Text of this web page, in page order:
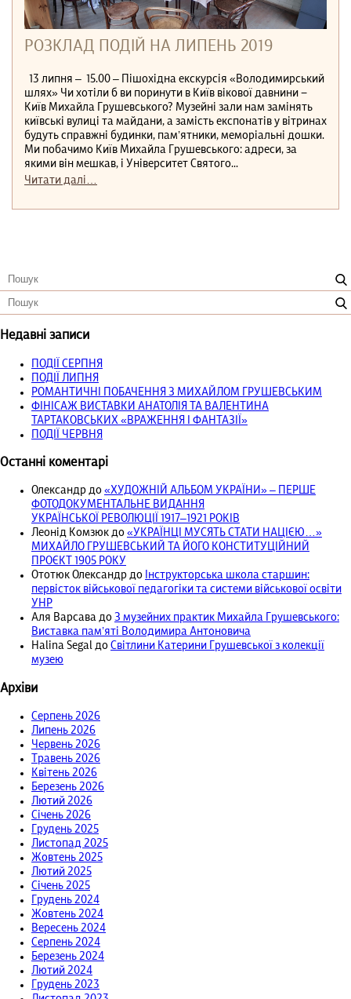
РОЗКЛАД ПОДІЙ НА ЛИПЕНЬ 2019
13 липня ‒ 15.00 ‒ Пішохідна екскурсія «Володимирський
шлях» Чи хотіли б ви поринути в Київ вікової давнини −
Київ Михайла Грушевського? Музейні зали нам замінять
київські вулиці та майдани, а замість експонатів у вітринах
будуть справжні будинки, пам’ятники, меморіальні дошки.
Ми побачимо Київ Михайла Грушевського: адреси, за
якими він мешкав, і Університет Святого...
Читати далі…
Недавні записи
ПОДІЇ СЕРПНЯ
ПОДІЇ ЛИПНЯ
РОМАНТИЧНІ ПОБАЧЕННЯ З МИХАЙЛОМ ГРУШЕВСЬКИМ
ФІНІСАЖ ВИСТАВКИ АНАТОЛІЯ ТА ВАЛЕНТИНА
ТАРТАКОВСЬКИХ «ВРАЖЕННЯ І ФАНТАЗІЇ»
ПОДІЇ ЧЕРВНЯ
Останні коментарі
Олександр до «ХУДОЖНІЙ АЛЬБОМ УКРАЇНИ» – ПЕРШЕ
ФОТОДОКУМЕНТАЛЬНЕ ВИДАННЯ
УКРАЇНСЬКОЇ РЕВОЛЮЦІЇ 1917‒1921 РОКІВ
Леонід Комзюк до «УКРАЇНЦІ МУСЯТЬ СТАТИ НАЦІЄЮ…»
МИХАЙЛО ГРУШЕВСЬКИЙ ТА ЙОГО КОНСТИТУЦІЙНИЙ
ПРОЄКТ 1905 РОКУ
Ототюк Олександр до Інструкторська школа старшин:
первісток військової педагогіки та системи військової освіти
УНР
Аля Варсава до З музейних практик Михайла Грушевського:
Виставка пам’яті Володимира Антоновича
Halina Segal до Світлини Катерини Грушевської з колекції
музею
Архіви
Серпень 2026
Липень 2026
Червень 2026
Травень 2026
Квітень 2026
Березень 2026
Лютий 2026
Січень 2026
Грудень 2025
Листопад 2025
Жовтень 2025
Лютий 2025
Січень 2025
Грудень 2024
Жовтень 2024
Вересень 2024
Серпень 2024
Березень 2024
Лютий 2024
Грудень 2023